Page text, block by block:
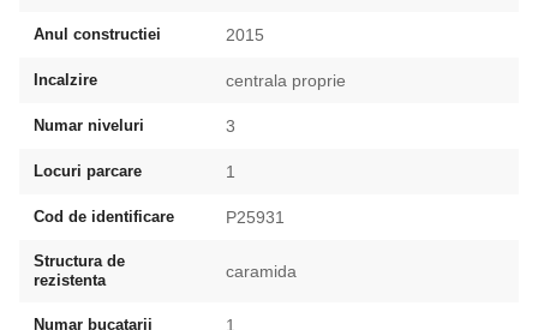
Anul constructiei 2015
Incalzire centrala proprie
Numar niveluri 3
Locuri parcare 1
Cod de identificare P25931
Structura de
rezistenta
caramida
Numar bucatarii 1